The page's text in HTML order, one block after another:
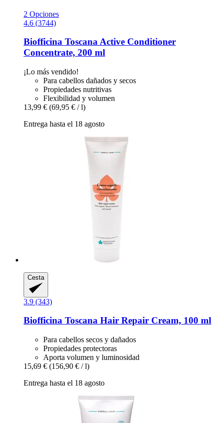
2 Opciones
4.6 (3744)
Biofficina ToscanaActive Conditioner
Concentrate, 200 ml
¡Lo más vendido!
Para cabellos dañados y secos
Propiedades nutritivas
Flexibilidad y volumen
13,99 € (69,95 € / l)
Entrega hasta el 18 agosto
Cesta
3.9 (343)
Biofficina Toscana Hair Repair Cream, 100 ml
Para cabellos secos y dañados
Propiedades protectoras
Aporta volumen y luminosidad
15,69 € (156,90 € / l)
Entrega hasta el 18 agosto